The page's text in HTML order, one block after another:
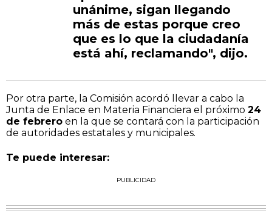
unánime, sigan llegando
más de estas porque creo
que es lo que la ciudadanía
está ahí, reclamando", dijo.
Por otra parte, la Comisión acordó llevar a cabo la
Junta de Enlace en Materia Financiera el próximo 24
de febrero en la que se contará con la participación
de autoridades estatales y municipales.
Te puede interesar:
PUBLICIDAD